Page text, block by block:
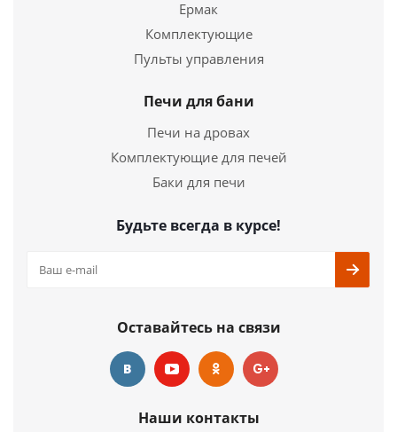
ПЕЧЬ ОТОПИТЕЛЬНАЯ ВЕЗУВИЙ "КОМФОРТ 300"
(ДТ-3С)
26 770руб.
Ермак
Комплектующие
Пульты управления
Печи для бани
Печи на дровах
Комплектующие для печей
Баки для печи
Будьте всегда в курсе!
Оставайтесь на связи
Наши контакты